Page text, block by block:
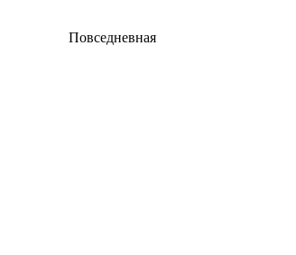
Повседневная